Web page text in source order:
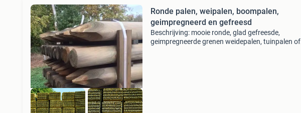
Ronde palen, weipalen, boompalen,
geimpregneerd en gefreesd
Beschrijving: mooie ronde, glad gefreesde,
geimpregneerde grenen weidepalen, tuinpalen of